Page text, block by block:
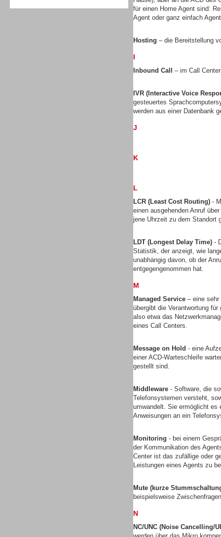
für einen Home Agent sind:
Agent oder ganz einfach
Hosting – die Bereitstellung
I
Inbound Call – im Call
IVR (Interactive Voice
gesteuertes
werden aus einer Datenbank
J
K
L
LCR (Least Cost Routing) -
einen ausgehenden Anruf
jene Uhrzeit zu dem Standort
LDT (Longest Delay Time) -
Statistik, der anzeigt, wie
unabhängig davon, ob der
entgegengenommen hat.
M
Managed Service – eine sehr
übergibt die Verantwortung
also etwa das
eines Call Centers.
Message on Hold - eine
einer ACD-Warteschleife
gestellt sind.
Middleware - Software, die
Telefonsystemen versteht,
umwandelt. Sie ermöglicht es
Anweisungen an ein
Monitoring - bei einem
der Kommunikation des
Center ist das zufällige oder
Leistungen eines Agents zu
Mute (kurze
beispielsweise
N
NC/UNC (Noise Cancelling/